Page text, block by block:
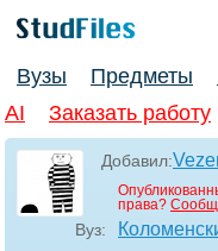
Вузы Предметы
AI
Заказать работу
Добавил:
права?
Вуз: